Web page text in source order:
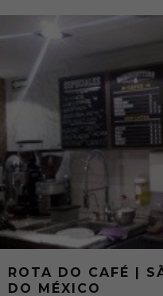
ROTA DO CAFÉ |
DO MÉXICO